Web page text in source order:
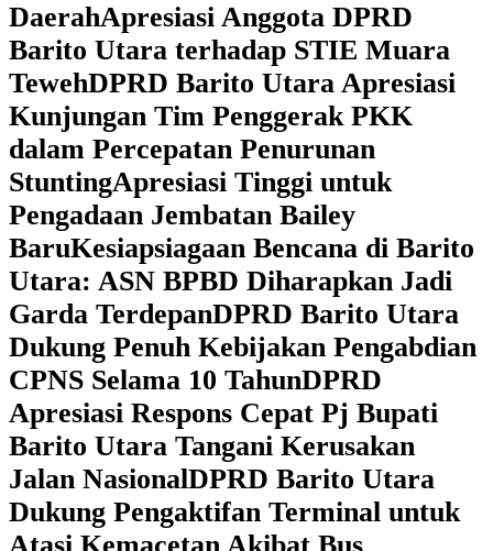
DaerahApresiasi Anggota DPRD
Barito Utara terhadap STIE Muara
TewehDPRD Barito Utara Apresiasi
Kunjungan Tim Penggerak PKK
dalam Percepatan Penurunan
StuntingApresiasi Tinggi untuk
Pengadaan Jembatan Bailey
BaruKesiapsiagaan Bencana di Barito
Utara: ASN BPBD Diharapkan Jadi
Garda TerdepanDPRD Barito Utara
Dukung Penuh Kebijakan Pengabdian
CPNS Selama 10 TahunDPRD
Apresiasi Respons Cepat Pj Bupati
Barito Utara Tangani Kerusakan
Jalan NasionalDPRD Barito Utara
Dukung Pengaktifan Terminal untuk